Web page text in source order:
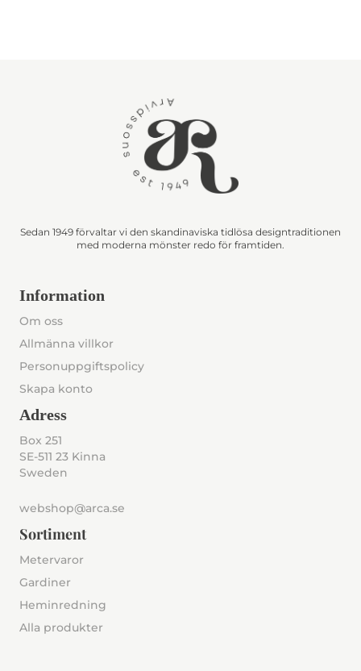
Sedan 1949 förvaltar vi den skandinaviska tidlösa designtraditionen
med moderna mönster redo för framtiden.
Information
Om oss
Allmänna villkor
Personuppgiftspolicy
Skapa konto
Adress
Box 251
SE-511 23 Kinna
Sweden
webshop@arca.se
Sortiment
Metervaror
Gardiner
Heminredning
Alla produkter